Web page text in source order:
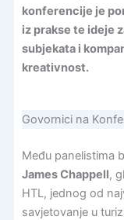
konferencije je
iz prakse te ideje
subjekata i
kreativnost.
Govornici na
Među panelistima
James Chappell,
HTL, jednog od
savjetovanje u